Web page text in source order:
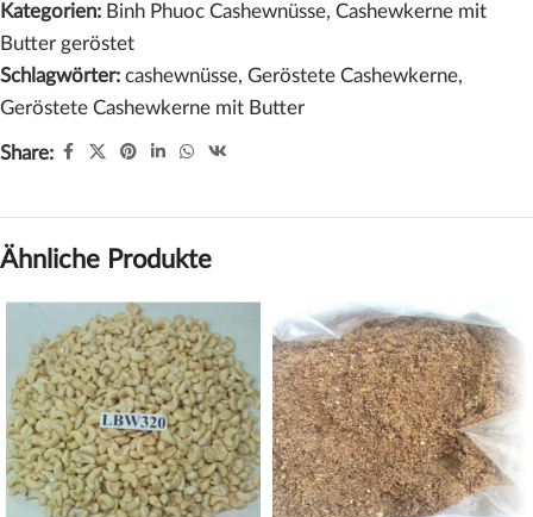
Kategorien: Binh Phuoc Cashewnüsse, Cashewkerne mit
Butter geröstet
Schlagwörter: cashewnüsse, Geröstete Cashewkerne,
Geröstete Cashewkerne mit Butter
Share:
Ähnliche Produkte